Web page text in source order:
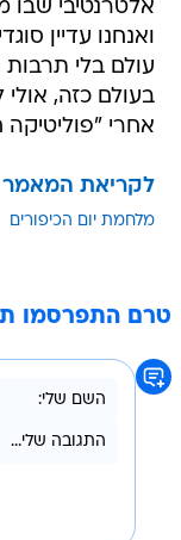
אלטרנטיבי
ואנחנו עדיין
עולם בלי
אחרי
לקריאת המאמר
מלחמת יום הכיפורים
טרם התפרסמו